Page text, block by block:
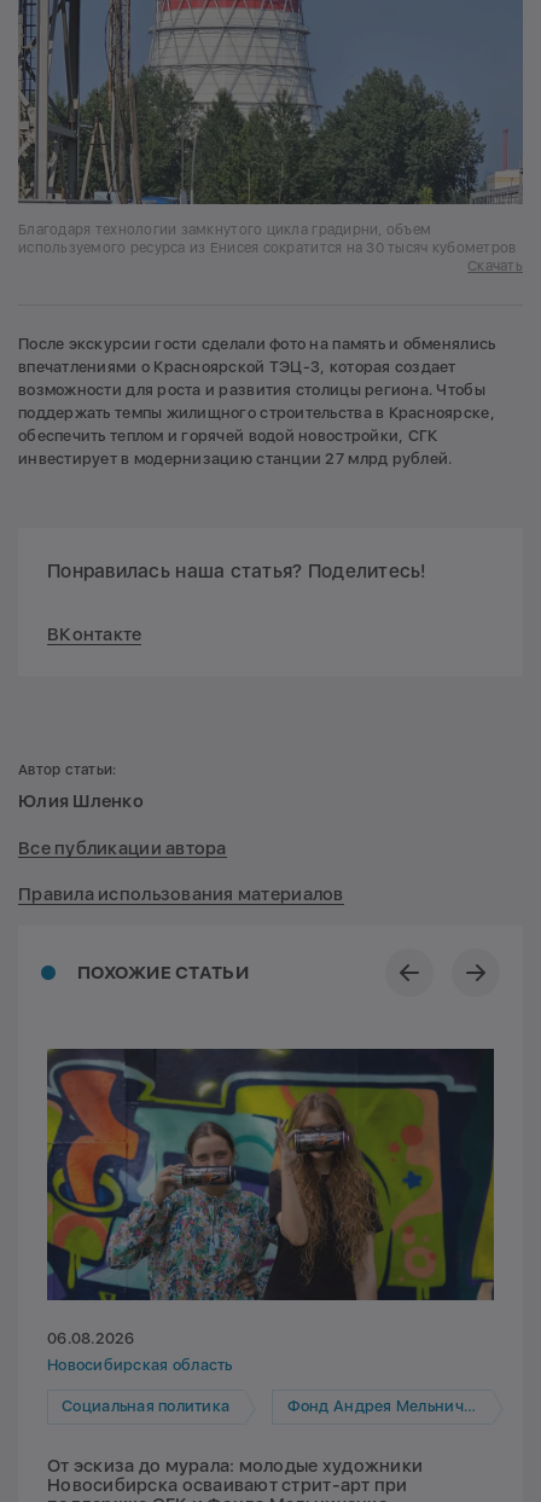
Благодаря технологии замкнутого цикла градирни, объем
используемого ресурса из Енисея сократится на 30 тысяч кубометров
Скачать
После экскурсии гости сделали фото на память и обменялись
впечатлениями о Красноярской ТЭЦ-3, которая создает
возможности для роста и развития столицы региона. Чтобы
поддержать темпы жилищного строительства в Красноярске,
обеспечить теплом и горячей водой новостройки, СГК
инвестирует в модернизацию станции 27 млрд рублей.
Понравилась наша статья? Поделитесь!
ВКонтакте
ПОХОЖИЕ СТАТЬИ
06.08.2026
Новосибирская область
Социальная политика Фонд Андрея Мельниченко
От эскиза до мурала: молодые художники
Новосибирска осваивают стрит-арт при
Автор статьи:
Юлия Шленко
Все публикации автора
Правила использования материалов